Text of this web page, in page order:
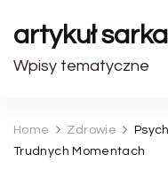
artykuł
Wpisy tematyczne
Home Zdrowie
Trudnych Momentach